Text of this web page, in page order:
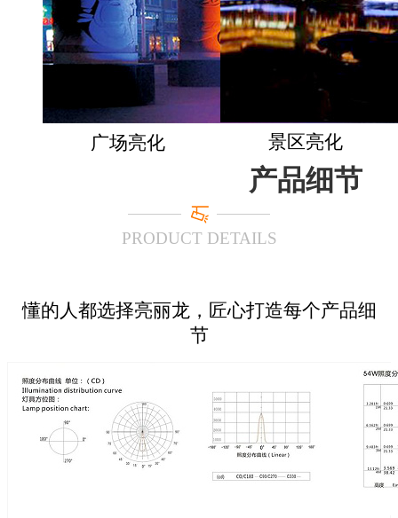
广场亮化 景区亮化
产品细节
PRODUCT DETAILS
懂的人都选择亮丽龙，匠心打造每个产品细
节